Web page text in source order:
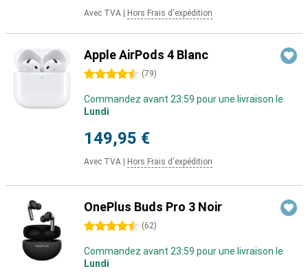
Avec TVA Hors Frais d'expédition
Apple AirPods 4 Blanc
4.5 étoiles (79)
Commandez avant 23:59 pour une livraison le
Lundi
149,95 €
Avec TVA Hors Frais d'expédition
OnePlus Buds Pro 3 Noir
4.5 étoiles (62)
Commandez avant 23:59 pour une livraison le
Lundi